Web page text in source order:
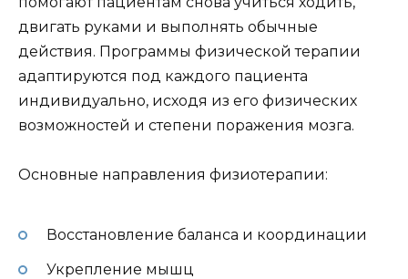
двигать руками и выполнять обычные
действия. Программы физической терапии
адаптируются под каждого пациента
индивидуально, исходя из его физических
возможностей и степени поражения мозга.
Основные направления физиотерапии:
Восстановление баланса и координации
Укрепление мышц